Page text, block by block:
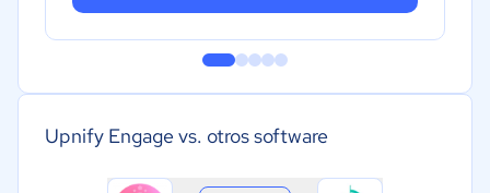
Upnify Engage vs. otros software